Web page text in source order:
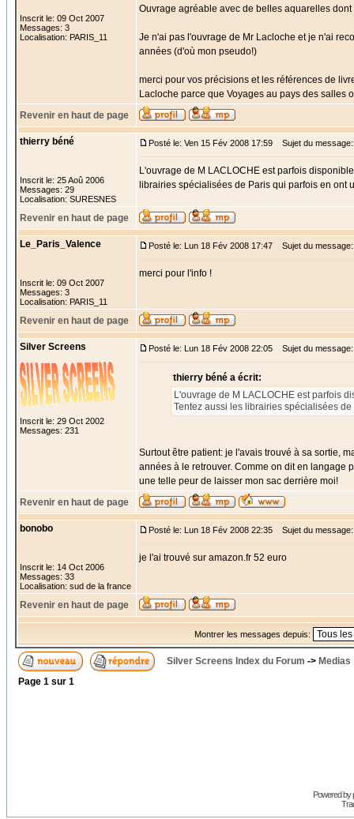
Inscrit le: 09 Oct 2007
Messages: 3
Localisation: PARIS_11
Ouvrage agréable avec de belles aquarelles
Je n'ai pas l'ouvrage de Mr Lacloche et je n'ai
années (d'où mon pseudo!)
merci pour vos précisions et les références de
Lacloche parce que Voyages au pays des salles
Revenir en haut de page
thierry béné
Inscrit le: 25 Aoû 2006
Messages: 29
Localisation: SURESNES
Posté le: Ven 15 Fév 2008 17:59 Sujet du message:
L'ouvrage de M LACLOCHE est parfois
librairies spécialisées de Paris qui parfois en ont
Revenir en haut de page
Le_Paris_Valence
Inscrit le: 09 Oct 2007
Messages: 3
Localisation: PARIS_11
Posté le: Lun 18 Fév 2008 17:47 Sujet du message:
merci pour l'info !
Revenir en haut de page
Silver Screens
Inscrit le: 29 Oct 2002
Messages: 231
Posté le: Lun 18 Fév 2008 22:05 Sujet du message:
thierry béné a écrit:
L'ouvrage de M LACLOCHE est parfois
Tentez aussi les librairies spécialisées
Surtout être patient: je l'avais trouvé à sa sortie,
années à le retrouver. Comme on dit en langage
une telle peur de laisser mon sac derrière moi!
Revenir en haut de page
bonobo
Inscrit le: 14 Oct 2006
Messages: 33
Localisation: sud de la france
Posté le: Lun 18 Fév 2008 22:35 Sujet du message:
je l'ai trouvé sur amazon.fr 52 euro
Revenir en haut de page
Montrer les messages depuis:
Silver Screens Index du Forum -> Medias
Page 1 sur 1
Powered by